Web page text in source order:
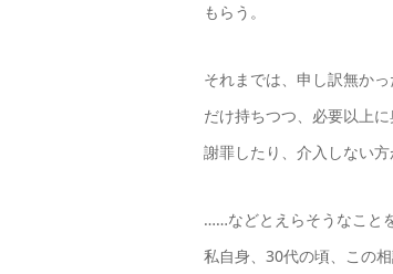
もらう。
それまでは、申し訳無か
だけ持ちつつ、必要以上
謝罪したり、介入しない方
……などとえらそうなこと
私自身、30代の頃、この